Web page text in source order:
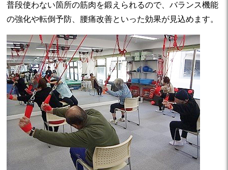
普段使わない箇所の筋肉を鍛えられるので、バランス機能
の強化や転倒予防、腰痛改善といった効果が見込めます。